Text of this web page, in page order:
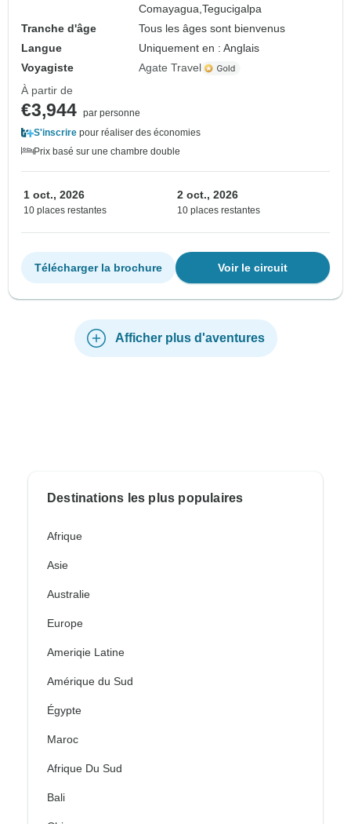
Comayagua,Tegucigalpa
Tranche d'âge
Tous les âges sont bienvenus
Langue
Uniquement en : Anglais
Voyagiste
Agate Travel
À partir de
€3,944 par personne
S'inscrire pour réaliser des économies
Prix basé sur une chambre double
1 oct., 2026
10 places restantes
2 oct., 2026
10 places restantes
Voir le circuit
Télécharger la brochure
Afficher plus d'aventures
Destinations les plus populaires
Afrique
Asie
Australie
Europe
Ameriqie Latine
Amérique du Sud
Égypte
Maroc
Afrique Du Sud
Bali